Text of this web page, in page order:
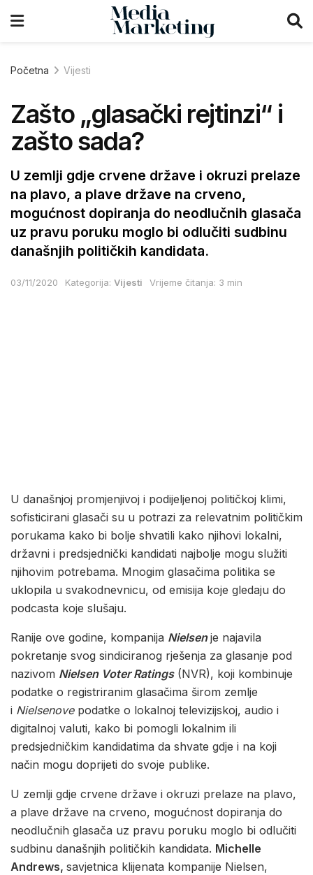
Početna Vijesti
Zašto „glasački rejtinzi“ i
zašto sada?
U zemlji gdje crvene države i okruzi prelaze
na plavo, a plave države na crveno,
mogućnost dopiranja do neodlučnih glasača
uz pravu poruku moglo bi odlučiti sudbinu
današnjih političkih kandidata.
03/11/2020 Kategorija: Vijesti Vrijeme čitanja: 3 min
U današnjoj promjenjivoj i podijeljenoj političkoj klimi,
sofisticirani glasači su u potrazi za relevatnim političkim
porukama kako bi bolje shvatili kako njihovi lokalni,
državni i predsjednički kandidati najbolje mogu služiti
njihovim potrebama. Mnogim glasačima politika se
uklopila u svakodnevnicu, od emisija koje gledaju do
podcasta koje slušaju.
Ranije ove godine, kompanija Nielsenje najavila
pokretanje svog sindiciranog rješenja za glasanje pod
nazivom Nielsen Voter Ratings(NVR), koji kombinuje
podatke o registriranim glasačima širom zemlje
i Nielsenove podatke o lokalnoj televizijskoj, audio i
digitalnoj valuti, kako bi pomogli lokalnim ili
predsjedničkim kandidatima da shvate gdje i na koji
način mogu doprijeti do svoje publike.
U zemlji gdje crvene države i okruzi prelaze na plavo,
a plave države na crveno, mogućnost dopiranja do
neodlučnih glasača uz pravu poruku moglo bi odlučiti
sudbinu današnjih političkih kandidata. Michelle
Andrews, savjetnica klijenata kompanije Nielsen,